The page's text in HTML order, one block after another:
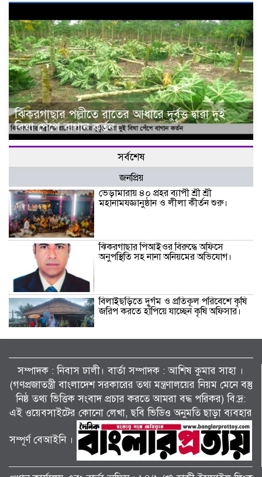
ঝিকরগাছার পল্লীতে রাতের আধারে দুর্বৃত্ত দ্বারা দুই
বিঘা পেঁপে বাগান কর্তন।
সর্বশেষ
জনপ্রিয়
ভেড়ামারায় ৪০ প্রহর ব্যাপী শ্রী শ্রী
মহানামযজ্ঞানুষ্ঠান ও লীলা কীর্তন শুরু।
ঝিকরগাছার পিআইওর বিরুদ্ধে অফিসে
অনুপস্থিতি সহ নানা অনিয়মের অভিযোগ।
বিলাইছড়িতে দুর্গম ও প্রতিকূল পরিবেশে কৃষি
জরিপ করতে হাঁপিয়ে যাচ্ছেন কৃষি অফিসার।
কয়রায় আন্তর্জাতিক আদিবাসী দিবস পালিত।
সড়ক নিরাপত্তায় বিশেষ অবদান: ‘জাহানারা
কাঞ্চন স্মৃতি পদক’ পেল নিসচা ডুমুরিয়া
উপজেলা শাখা।
বালীগাঁও বিপিএল সিজন ৫ এর উদ্ভোধন
খেলা অনুষ্ঠিত হয়েছে।
সম্পাদক : নিবাস ঢালী। বার্তা সম্পাদক : আশিষ কুমাৱ সাহা ।
(গণপ্রজাতন্ত্রী বাংলাদেশ সরকারের তথ্য মন্ত্রণালয়ের নিয়ম মেনে বস্তু
নিষ্ঠ তথ্য ভিত্তিক সংবাদ প্রচার করতে আমরা বদ্ধ পরিকর) বি:দ্র:
এই ওয়েবসাইটের কোনো লেখা, ছবি ভিডিও অনুমতি ছাড়া ব্যবহার
সম্পূর্ণ বেআইনি ।